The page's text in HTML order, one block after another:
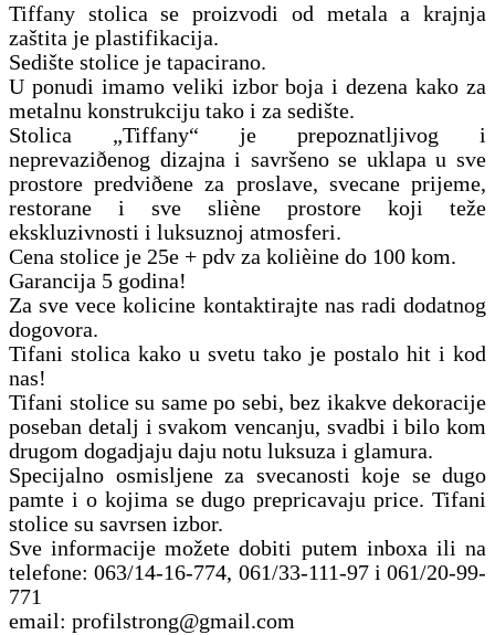
Tiffany stolica se proizvodi od metala a krajnja
zaštita je plastifikacija.
Sedište stolice je tapacirano.
U ponudi imamo veliki izbor boja i dezena kako za
metalnu konstrukciju tako i za sedište.
Stolica „Tiffany“ je prepoznatljivog i
neprevaziðenog dizajna i savršeno se uklapa u sve
prostore predviðene za proslave, svecane prijeme,
restorane i sve sliène prostore koji teže
ekskluzivnosti i luksuznoj atmosferi.
Cena stolice je 25e + pdv za kolièine do 100 kom.
Garancija 5 godina!
Za sve vece kolicine kontaktirajte nas radi dodatnog
dogovora.
Tifani stolica kako u svetu tako je postalo hit i kod
nas!
Tifani stolice su same po sebi, bez ikakve dekoracije
poseban detalj i svakom vencanju, svadbi i bilo kom
drugom dogadjaju daju notu luksuza i glamura.
Specijalno osmisljene za svecanosti koje se dugo
pamte i o kojima se dugo prepricavaju price. Tifani
stolice su savrsen izbor.
Sve informacije možete dobiti putem inboxa ili na
telefone: 063/14-16-774, 061/33-111-97 i 061/20-99-
771
email: profilstrong@gmail.com